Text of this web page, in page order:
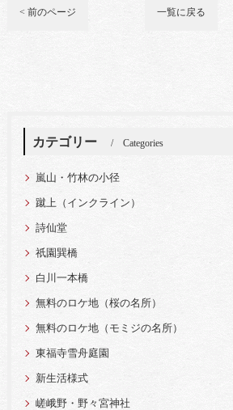
< 前のページ 一覧に戻る
カテゴリー Categories
嵐山・竹林の小径
蹴上（インクライン）
詩仙堂
祇園巽橋
白川一本橋
無料のロケ地（桜の名所）
無料のロケ地（モミジの名所）
東福寺雪舟庭園
新生活様式
嵯峨野・野々宮神社